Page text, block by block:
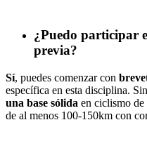
¿Puedo participar
previa?
Sí, puedes comenzar con
específica en esta disciplina.
una base sólida en ciclismo de
de al menos 100-150km con